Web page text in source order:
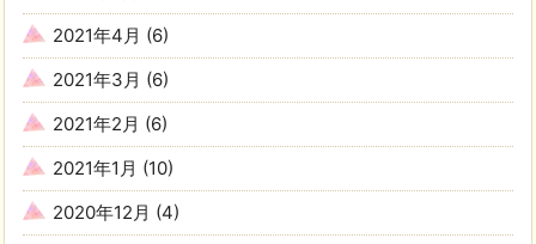
2021年4月 (6)
2021年3月 (6)
2021年2月 (6)
2021年1月 (10)
2020年12月 (4)